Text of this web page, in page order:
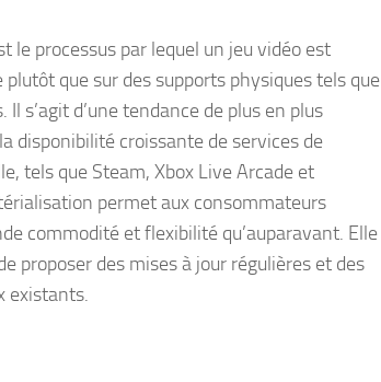
le processus par lequel un jeu vidéo est
que sur des supports physiques tels que
s’agit d’une tendance de plus en plus
disponibilité croissante de services de
tels que Steam, Xbox Live Arcade et
permet aux consommateurs
commodité et flexibilité qu’auparavant. Elle
proposer des mises à jour régulières et des
existants.